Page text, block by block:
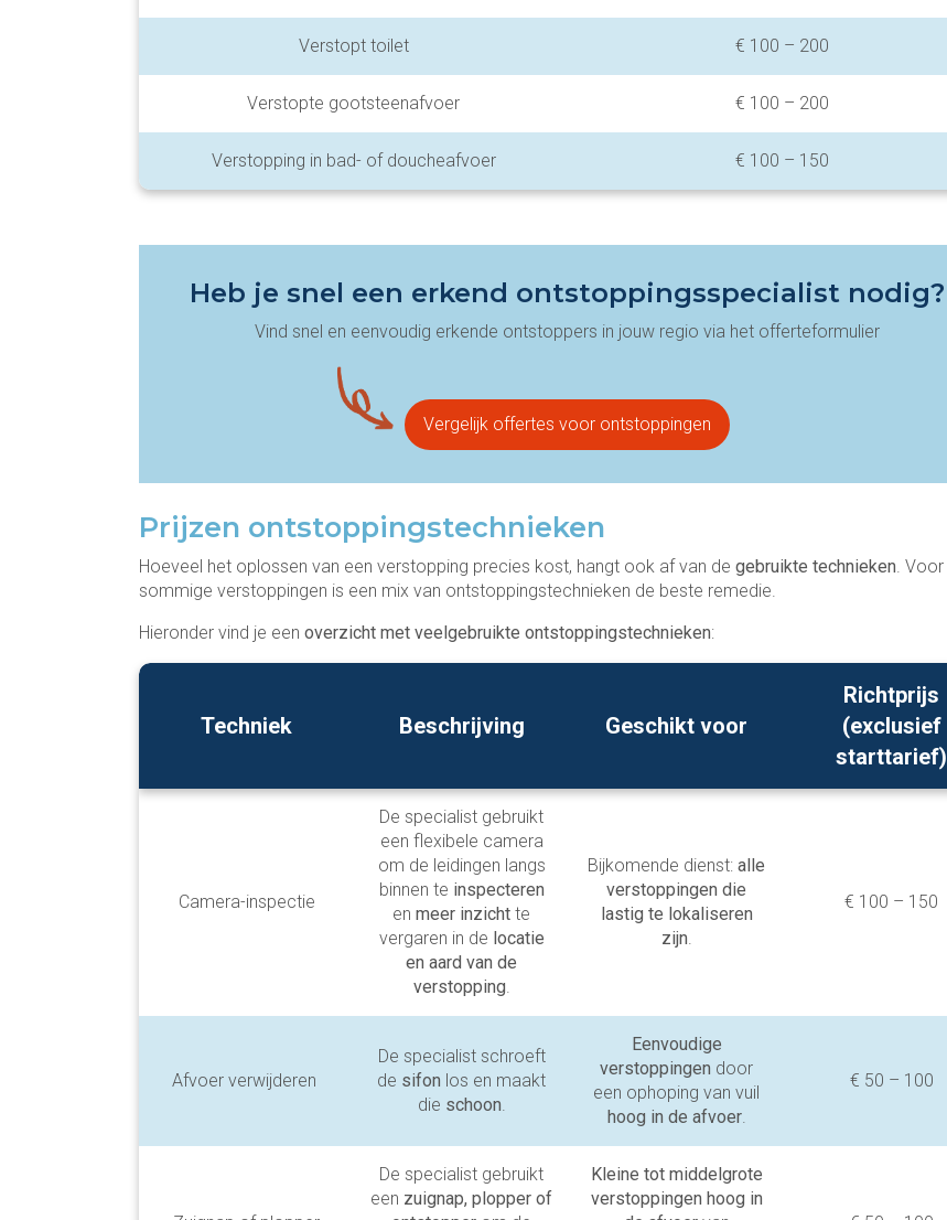
Verstopt toilet € 100 – 200
Verstopte gootsteenafvoer € 100 – 200
Verstopping in bad- of doucheafvoer € 100 – 150
Heb je snel een erkend ontstoppingsspecialist nodig?
Vind snel en eenvoudig erkende ontstoppers in jouw regio via het offerteformulier
Vergelijk offertes voor ontstoppingen
Prijzen ontstoppingstechnieken
Hoeveel het oplossen van een verstopping precies kost, hangt ook af van de gebruikte technieken. Voor
sommige verstoppingen is een mix van ontstoppingstechnieken de beste remedie.
Hieronder vind je een overzicht met veelgebruikte ontstoppingstechnieken:
Techniek Beschrijving Geschikt voor
Richtprijs
(exclusief
starttarief)
Camera-inspectie
De specialist gebruikt
een flexibele camera
om de leidingen langs
binnen te inspecteren
en meer inzicht te
vergaren in de locatie
en aard van de
verstopping.
Bijkomende dienst: alle
verstoppingen die
lastig te lokaliseren
zijn.
€ 100 – 150
Afvoer verwijderen
De specialist schroeft
de sifon los en maakt
die schoon.
Eenvoudige
verstoppingen door
een ophoping van vuil
hoog in de afvoer.
€ 50 – 100
De specialist gebruikt
een zuignap, plopper of
Kleine tot middelgrote
verstoppingen hoog in